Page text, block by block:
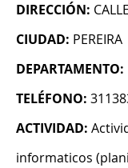
DIRECCIÓN:
CIUDAD: PEREIRA
DEPARTAMENTO:
TELÉFONO:
ACTIVIDAD:
informaticos